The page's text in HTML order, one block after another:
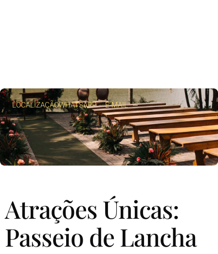
LOCALIZAÇÃOWHATSAPP E-MAIL
Atrações Únicas:
Passeio de Lancha